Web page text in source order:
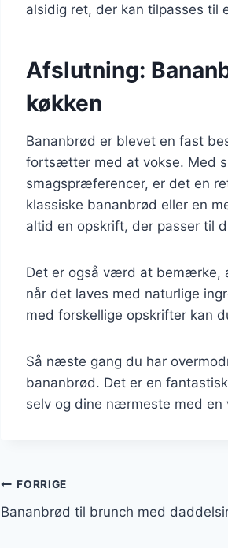
alsidig ret, der kan tilpasses til
Afslutning:
køkken
Bananbrød er blevet en fast
fortsætter med at vokse. Med
smagspræferencer, er det en
klassiske bananbrød eller en
altid en opskrift, der passer til
Det er også værd at bemærke,
når det laves med naturlige
med forskellige opskrifter kan
Så næste gang du har
bananbrød. Det er en
selv og dine nærmeste med en
Indlægsnavigation
FORRIGE
Bananbrød til brunch med